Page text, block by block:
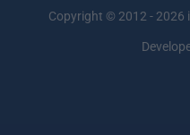
Copyright © 2012 - 2026